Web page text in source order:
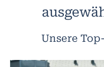
Unsere